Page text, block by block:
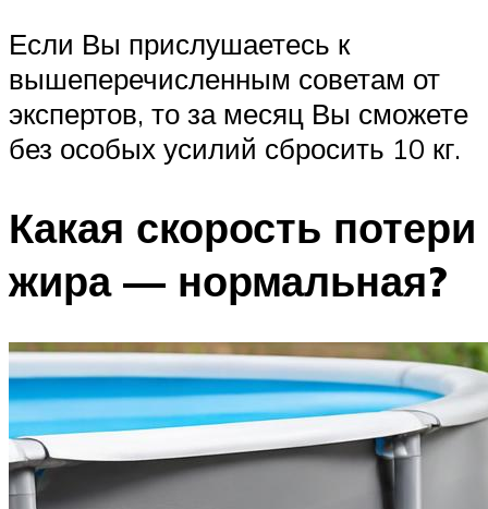
Если Вы прислушаетесь к
вышеперечисленным советам от
экспертов, то за месяц Вы сможете
без особых усилий сбросить 10 кг.
Какая скорость потери
жира — нормальная?